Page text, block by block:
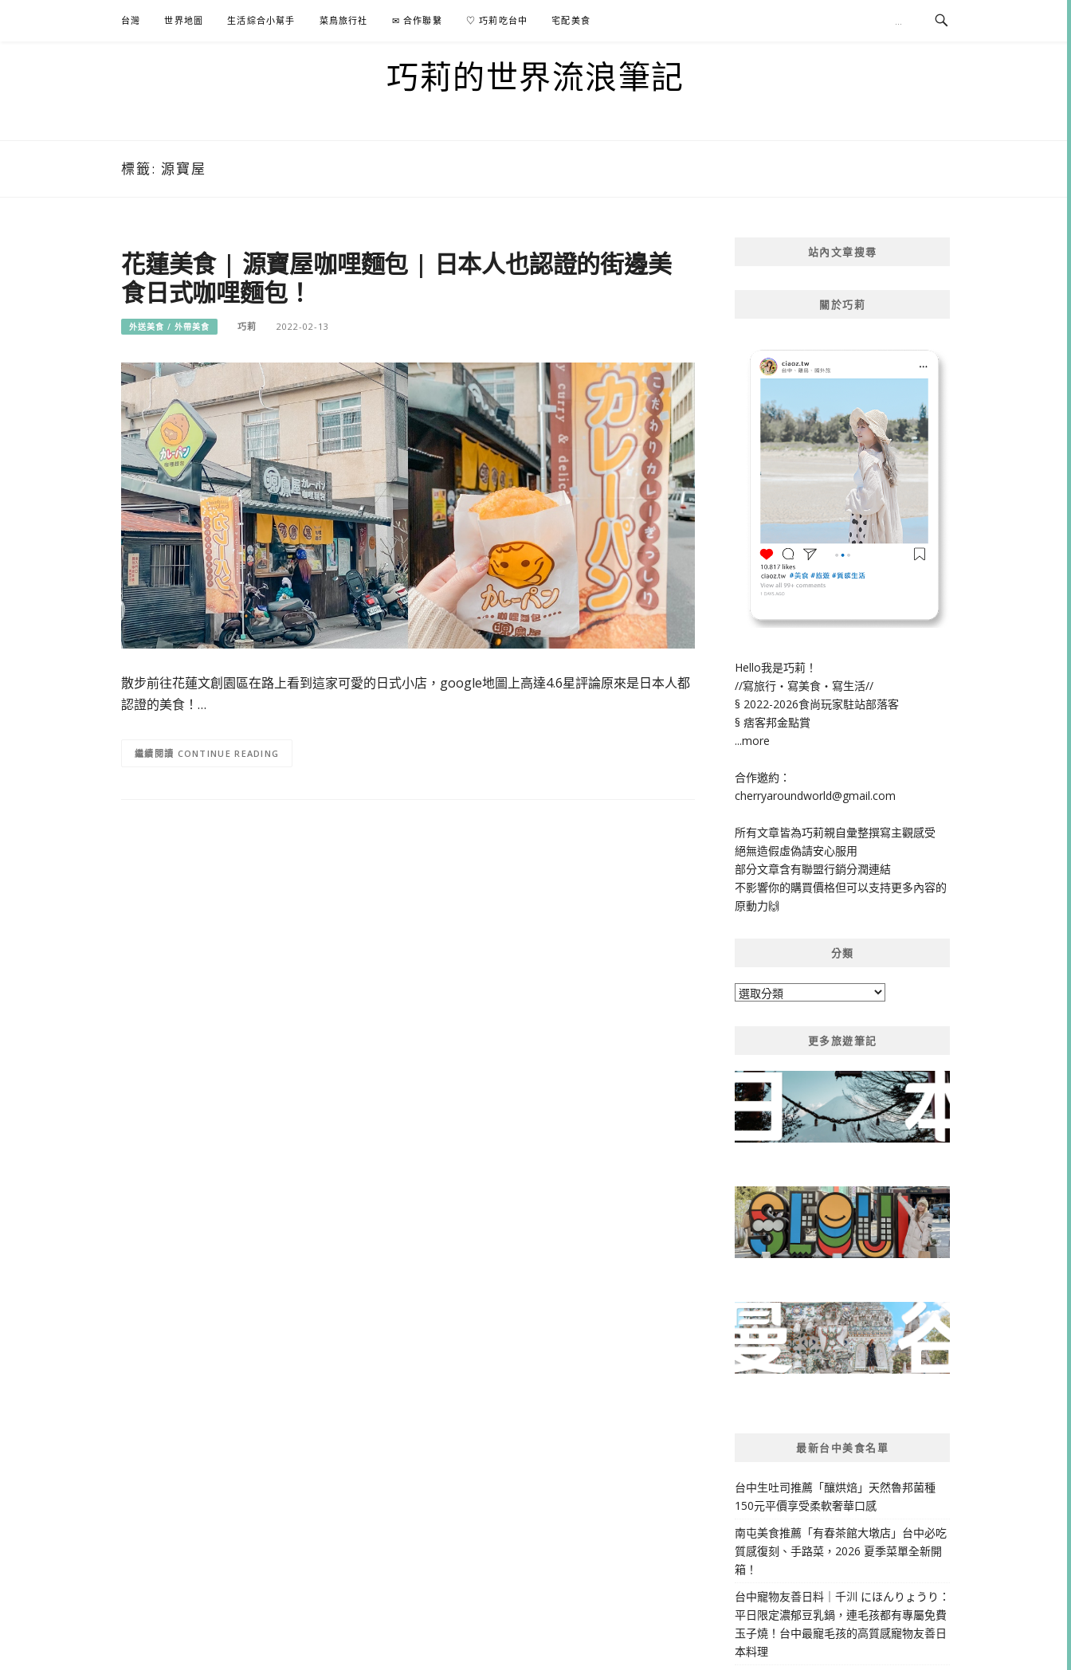
台灣 世界地圖 生活綜合小幫手 菜鳥旅行社 ✉ 合作聯繫 ♡ 巧莉吃台中 宅配美食
巧莉的世界流浪筆記
標籤: 源寶屋
花蓮美食 | 源寶屋咖哩麵包 | 日本人也認證的街邊美
食日式咖哩麵包！
外送美食 / 外帶美食 巧莉 2022-02-13
散步前往花蓮文創園區在路上看到這家可愛的日式小店，google地圖上高達4.6星評論原來是日本人都
認證的美食！…
CONTINUE READING
站內文章搜尋
關於巧莉
Hello我是巧莉！
//寫旅行・寫美食・寫生活//
§ 2022-2026食尚玩家駐站部落客
§ 痞客邦金點賞
...more
合作邀約：
cherryaroundworld@gmail.com
所有文章皆為巧莉親自彙整撰寫主觀感受
絕無造假虛偽請安心服用
部分文章含有聯盟行銷分潤連結
不影響你的購買價格但可以支持更多內容的
原動力🙌
分類
分
更多旅遊筆記
最新台中美食名單
台中生吐司推薦「釀烘焙」天然魯邦菌種
150元平價享受柔軟奢華口感
南屯美食推薦「有春茶館大墩店」台中必吃
質感復刻、手路菜，2026 夏季菜單全新開
箱！
台中寵物友善日料｜千汌 にほんりょうり：
平日限定濃郁豆乳鍋，連毛孩都有專屬免費
玉子燒！台中最寵毛孩的高質感寵物友善日
本料理